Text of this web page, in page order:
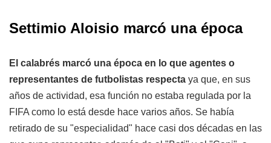
Settimio Aloisio marcó una época
El calabrés marcó una época en lo que agentes o
representantes de futbolistas respecta ya que, en sus
años de actividad, esa función no estaba regulada por la
FIFA como lo está desde hace varios años. Se había
retirado de su "especialidad" hace casi dos décadas en las